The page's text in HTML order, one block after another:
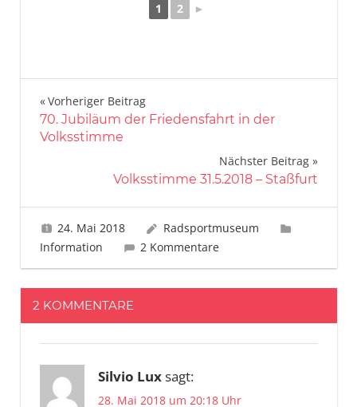
1 2 ►
Beitragsnavigation
Vorheriger Beitrag
70. Jubiläum der Friedensfahrt in der
Volksstimme
Nächster Beitrag
Volksstimme 31.5.2018 – Staßfurt
24. Mai 2018
Radsportmuseum
Information
2 Kommentare
2 KOMMENTARE
Silvio Luxsagt:
28. Mai 2018 um 20:18 Uhr